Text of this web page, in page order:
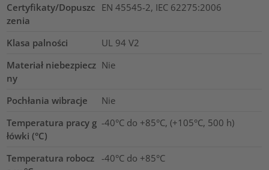
Certyfikaty/Dopuszc
zenia
EN 45545-2, IEC 62275:2006
Klasa palności
UL 94 V2
Materiał niebezpiecz
ny
Nie
Pochłania wibracje
Nie
Temperatura pracy g
łówki (°C)
-40°C do +85°C, (+105°C, 500 h)
Temperatura robocz -40°C do +85°C